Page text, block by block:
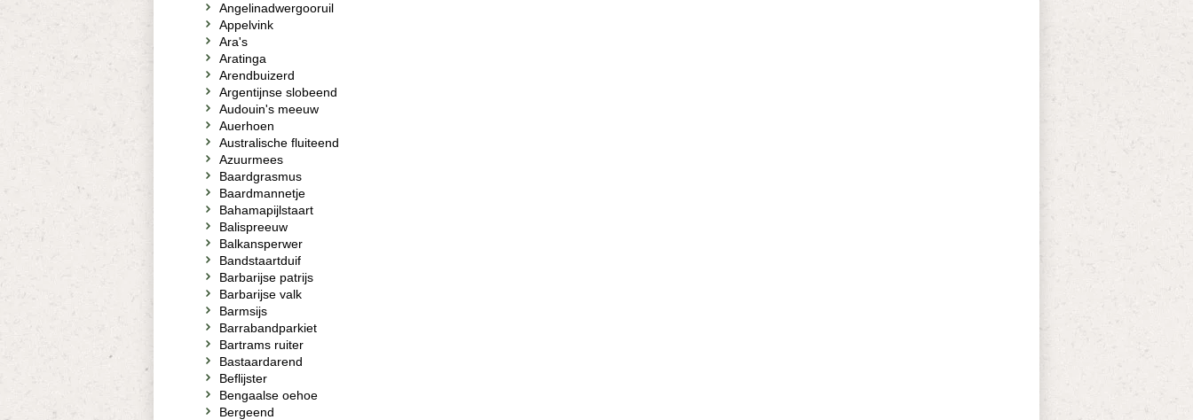
Angelinadwergooruil
Appelvink
Ara's
Aratinga
Arendbuizerd
Argentijnse slobeend
Audouin's meeuw
Auerhoen
Australische fluiteend
Azuurmees
Baardgrasmus
Baardmannetje
Bahamapijlstaart
Balispreeuw
Balkansperwer
Bandstaartduif
Barbarijse patrijs
Barbarijse valk
Barmsijs
Barrabandparkiet
Bartrams ruiter
Bastaardarend
Beflijster
Bengaalse oehoe
Bergeend